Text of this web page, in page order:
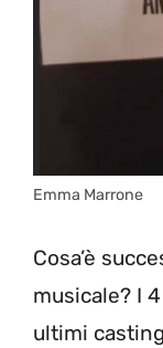
Emma Marrone
Cosa’è
musicale? I
ultimi